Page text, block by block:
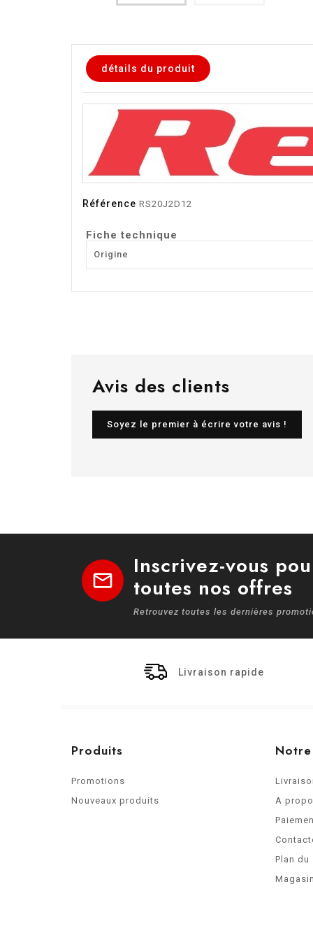
détails du produit
Référence RS20J2D12
Fiche technique
Origine
Avis des clients
Soyez le premier à écrire votre avis !
mail
Inscrivez-vous
toutes nos offres
Retrouvez toutes les dernières
Livraison rapide
Produits
Promotions
Nouveaux produits
A
Plan du